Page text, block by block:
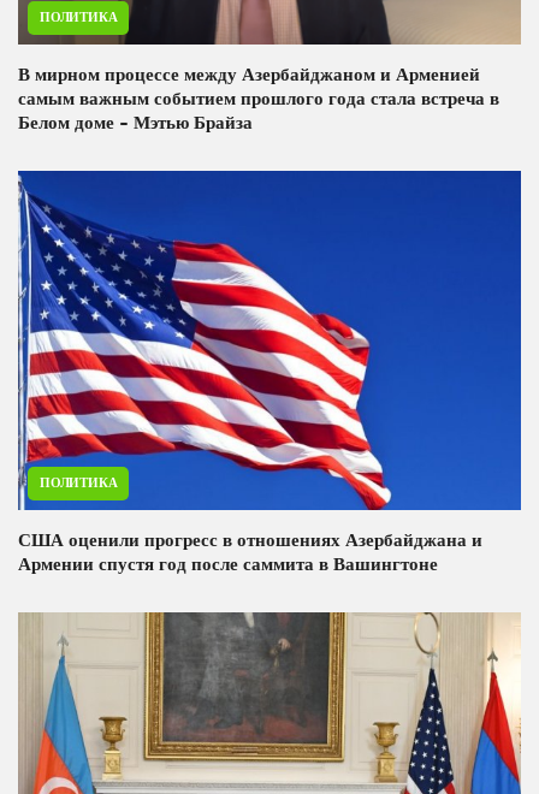
ПОЛИТИКА
В мирном процессе между Азербайджаном и Арменией
самым важным событием прошлого года стала встреча в
Белом доме - Мэтью Брайза
ПОЛИТИКА
США оценили прогресс в отношениях Азербайджана и
Армении спустя год после саммита в Вашингтоне